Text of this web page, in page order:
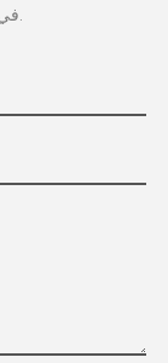
في الوصول إلى فريق خدمة العملاء.